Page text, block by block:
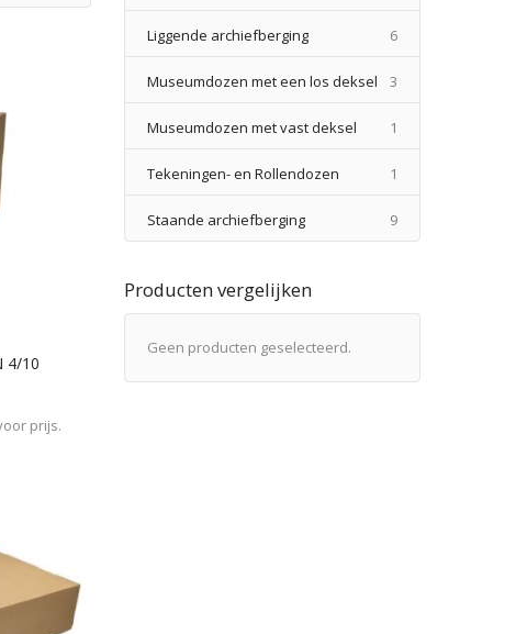
4/10
prijs.
Liggende archiefberging 6producten
Museumdozen met een los deksel 3
Museumdozen met vast deksel 1
Tekeningen- en Rollendozen 1
Staande archiefberging 9producten
Producten vergelijken
Geen producten geselecteerd.